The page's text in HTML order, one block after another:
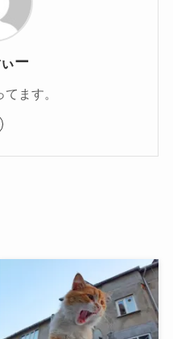
ー
ます。